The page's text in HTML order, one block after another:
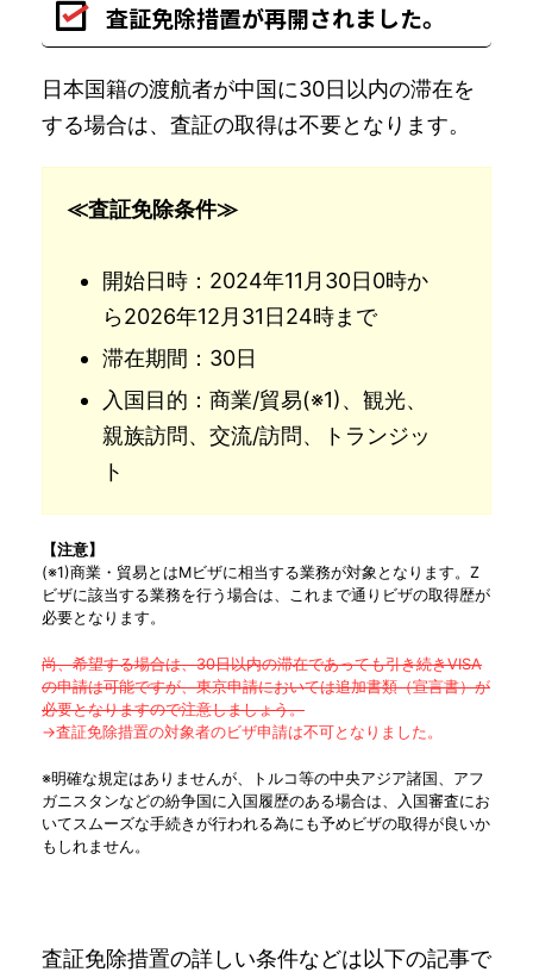
査証免除措置が再開されました。
日本国籍の渡航者が中国に30日以内の滞在を
する場合は、査証の取得は不要となります。
≪査証免除条件≫
開始日時：2024年11月30日0時か
ら2026年12月31日24時まで
滞在期間：30日
入国目的：商業/貿易(※1)、観光、
親族訪問、交流/訪問、トランジッ
ト
【注意】
(※1)商業・貿易とはMビザに相当する業務が対象となります。Z
ビザに該当する業務を行う場合は、これまで通りビザの取得歴が
必要となります。
尚、希望する場合は、30日以内の滞在であっても引き続きVISA
の申請は可能ですが、東京申請においては追加書類（宣言書）が
必要となりますので注意しましょう。
→査証免除措置の対象者のビザ申請は不可となりました。
※明確な規定はありませんが、トルコ等の中央アジア諸国、アフ
ガニスタンなどの紛争国に入国履歴のある場合は、入国審査にお
いてスムーズな手続きが行われる為にも予めビザの取得が良いか
もしれません。
査証免除措置の詳しい条件などは以下の記事で